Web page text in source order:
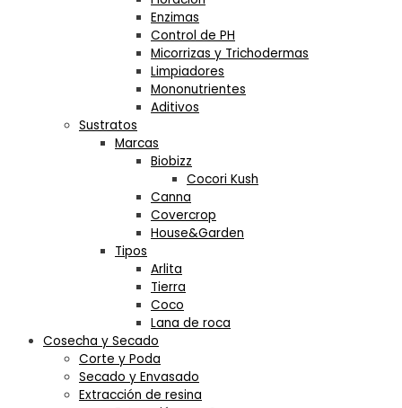
Enzimas
Control de PH
Micorrizas y Trichodermas
Limpiadores
Mononutrientes
Aditivos
Sustratos
Marcas
Biobizz
Cocori Kush
Canna
Covercrop
House&Garden
Tipos
Arlita
Tierra
Coco
Lana de roca
Cosecha y Secado
Corte y Poda
Secado y Envasado
Extracción de resina